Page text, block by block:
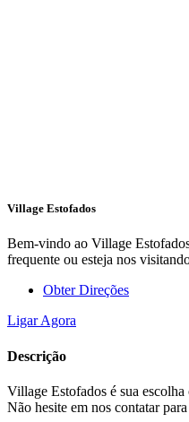
Village Estofados
Bem-vindo ao Village
frequente ou esteja nos
Obter Direções
Ligar Agora
Descrição
Village Estofados é sua
Não hesite em nos contatar